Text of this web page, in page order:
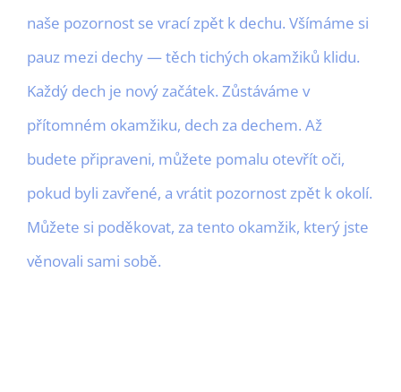
naše pozornost se vrací zpět k dechu. Všímáme si
pauz mezi dechy — těch tichých okamžiků klidu.
Každý dech je nový začátek. Zůstáváme v
přítomném okamžiku, dech za dechem. Až
budete připraveni, můžete pomalu otevřít oči,
pokud byli zavřené, a vrátit pozornost zpět k okolí.
Můžete si poděkovat, za tento okamžik, který jste
věnovali sami sobě.